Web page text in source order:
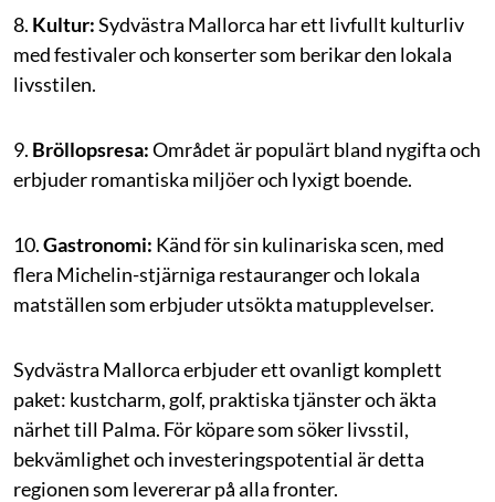
8. Kultur:Sydvästra Mallorca har ett livfullt kulturliv
med festivaler och konserter som berikar den lokala
livsstilen.
9. Bröllopsresa:Området är populärt bland nygifta och
erbjuder romantiska miljöer och lyxigt boende.
10.Gastronomi: Känd för sin kulinariska scen, med
flera Michelin-stjärniga restauranger och lokala
matställen som erbjuder utsökta matupplevelser.
Sydvästra Mallorca erbjuder ett ovanligt komplett
paket: kustcharm, golf, praktiska tjänster och äkta
närhet till Palma. För köpare som söker livsstil,
bekvämlighet och investeringspotential är detta
regionen som levererar på alla fronter.